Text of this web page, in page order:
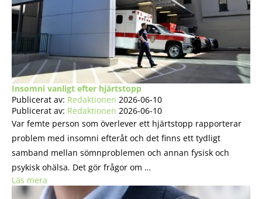
Insomni vanligt efter hjärtstopp
Publicerat av: Redaktionen 2026-06-10
Publicerat av: Redaktionen 2026-06-10
Var femte person som överlever ett hjärtstopp rapporterar
problem med insomni efteråt och det finns ett tydligt
samband mellan sömnproblemen och annan fysisk och
psykisk ohälsa. Det gör frågor om …
Läs mera